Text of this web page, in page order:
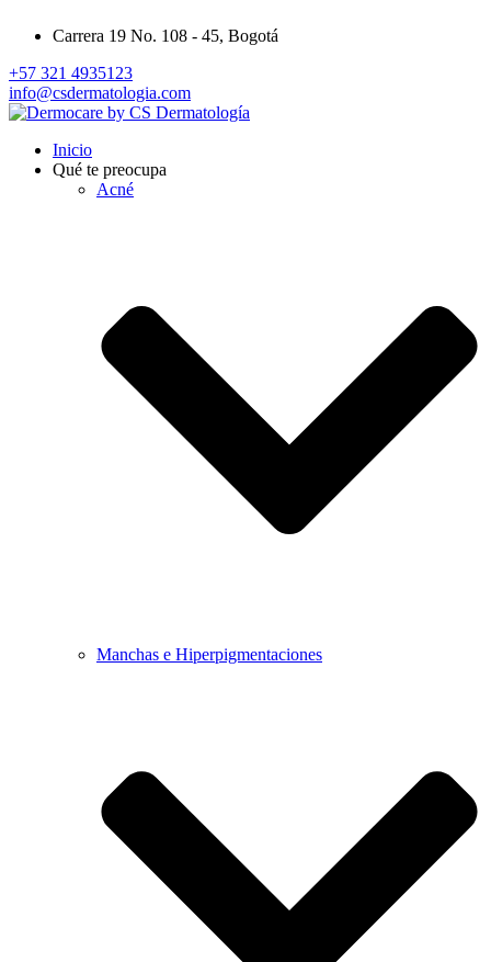
Carrera 19 No. 108 - 45, Bogotá
+57 321 4935123
info@csdermatologia.com
Inicio
Qué te preocupa
Acné
Manchas e Hiperpigmentaciones